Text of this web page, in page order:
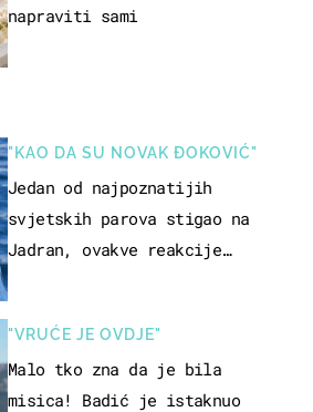
"KAO DA SU NOVAK ĐOKOVIĆ"
Jedan od najpoznatijih
svjetskih parova stigao na
Jadran, ovakve reakcije
"VRUĆE JE OVDJE"
Malo tko zna da je bila
misica! Badić je istaknuo
napraviti sami